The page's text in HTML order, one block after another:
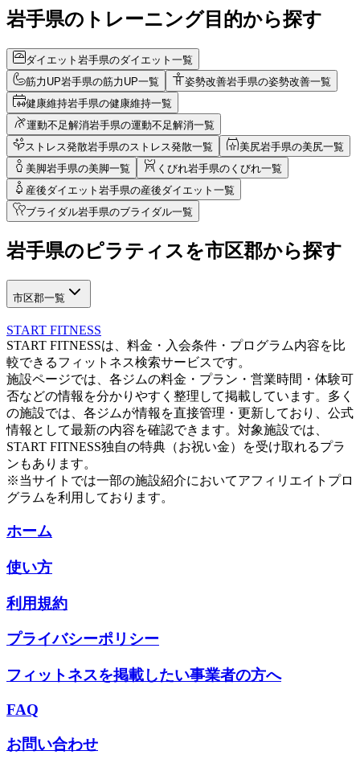
岩手県のトレーニング目的から探す
ダイエット 岩手県のダイエット一覧
筋力UP岩手県の筋力UP一覧 姿勢改善岩手県の姿勢改善一覧
健康維持岩手県の健康維持一覧
運動不足解消岩手県の運動不足解消一覧
ストレス発散岩手県のストレス発散一覧 美尻岩手県の美尻一覧
美脚岩手県の美脚一覧 くびれ岩手県のくびれ一覧
産後ダイエット 岩手県の産後ダイエット一覧
ブライダル岩手県のブライダル一覧
岩手県のピラティスを市区郡から探す
市区郡一覧
START FITNESS
START FITNESSは、料金・入会条件・プログラム内容を比
較できるフィットネス検索サービスです。
施設ページでは、各ジムの料金・プラン・営業時間・体験可
否などの情報を分かりやすく整理して掲載しています。多く
の施設では、各ジムが情報を直接管理・更新しており、公式
情報として最新の内容を確認できます。対象施設では、
START FITNESS独自の特典（お祝い金）を受け取れるプラ
ンもあります。
※当サイトでは一部の施設紹介においてアフィリエイトプロ
グラムを利用しております。
ホーム
使い方
利用規約
プライバシーポリシー
フィットネスを掲載したい事業者の方へ
FAQ
お問い合わせ